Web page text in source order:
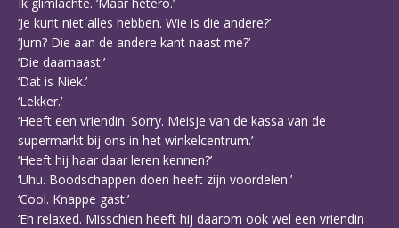
‘Je kunt niet alles hebben. Wie is die andere?’
‘Jurn? Die aan de andere kant naast me?’
‘Die daarnaast.’
‘Dat is Niek.’
‘Lekker.’
‘Heeft een vriendin. Sorry. Meisje van de kassa van de
supermarkt bij ons in het winkelcentrum.’
‘Heeft hij haar daar leren kennen?’
‘Uhu. Boodschappen doen heeft zijn voordelen.’
‘Cool. Knappe gast.’
‘En relaxed. Misschien heeft hij daarom ook wel een vriendin